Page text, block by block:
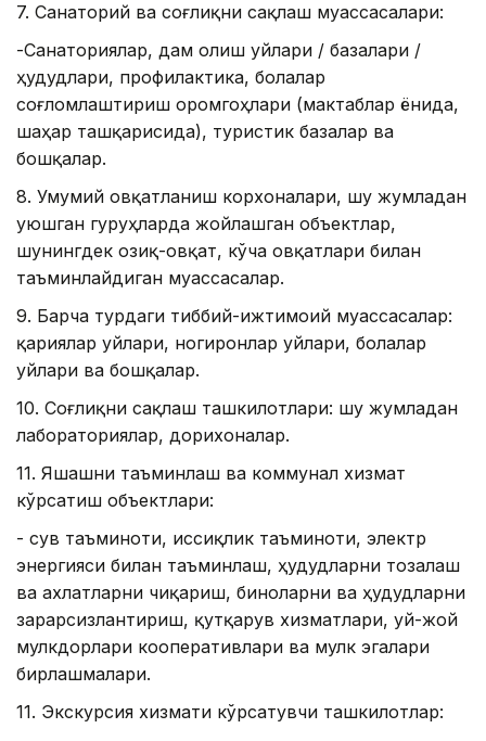
7. Санаторий ва соғлиқни сақлаш муассасалари:
-Санаториялар, дам олиш уйлари / базалари /
ҳудудлари, профилактика, болалар
соғломлаштириш оромгоҳлари (мактаблар ёнида,
шаҳар ташқарисида), туристик базалар ва
бошқалар.
8. Умумий овқатланиш корхоналари, шу жумладан
уюшган гуруҳларда жойлашган объектлар,
шунингдек озиқ-овқат, кўча овқатлари билан
таъминлайдиган муассасалар.
9. Барча турдаги тиббий-ижтимоий муассасалар:
қариялар уйлари, ногиронлар уйлари, болалар
уйлари ва бошқалар.
10. Соғлиқни сақлаш ташкилотлари: шу жумладан
лабораториялар, дорихоналар.
11. Яшашни таъминлаш ва коммунал хизмат
кўрсатиш объектлари:
- сув таъминоти, иссиқлик таъминоти, электр
энергияси билан таъминлаш, ҳудудларни тозалаш
ва ахлатларни чиқариш, биноларни ва ҳудудларни
зарарсизлантириш, қутқарув хизматлари, уй-жой
мулкдорлари кооперативлари ва мулк эгалари
бирлашмалари.
11. Экскурсия хизмати кўрсатувчи ташкилотлар: